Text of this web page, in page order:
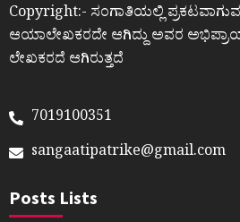
Copyright:- ಸಂಗಾತಿಯಲ್ಲಿ ಪ್ರಕಟವಾಗುವ
ಆಯಾಲೇಖಕರದೇ ಆಗಿದ್ದು ಅವರ
ಲೇಖಕರದೆ ಆಗಿರುತ್ತದೆ
7019100351
sangaatipatrike@gmail.com
Posts Lists